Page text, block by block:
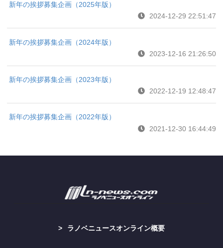
新年の挨拶募集企画（2025年版）
2024-12-29 22:51:47
新年の挨拶募集企画（2024年版）
2023-12-16 21:26:50
新年の挨拶募集企画（2023年版）
2022-12-19 12:48:47
新年の挨拶募集企画（2022年版）
2021-12-30 16:44:49
ラノベニュースオンライン概要